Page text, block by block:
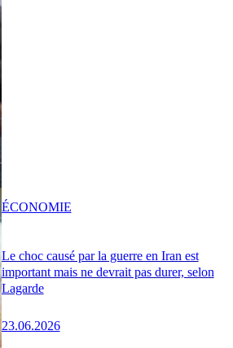
Le choc causé par la guerre en Iran est
important mais ne devrait pas durer, selon
Lagarde
23.06.2026
ÉCONOMIE